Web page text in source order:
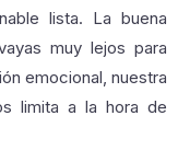
lista. La buena
muy lejos para
emocional, nuestra
limita a la hora de